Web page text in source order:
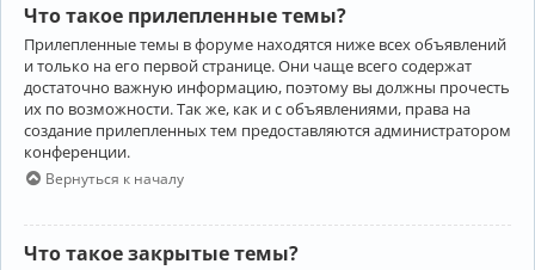
Что такое прилепленные темы?
Прилепленные темы в форуме находятся ниже всех объявлений
и только на его первой странице. Они чаще всего содержат
достаточно важную информацию, поэтому вы должны прочесть
их по возможности. Так же, как и с объявлениями, права на
создание прилепленных тем предоставляются администратором
конференции.
Вернуться к началу
Что такое закрытые темы?